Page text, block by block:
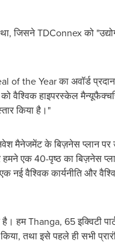
TDConnex को
the Year का अवॉर्ड प्रदान
हाइपरस्केल
किया है।"
मैनेजमेंट के बिज़नेस प्लान
एक 40-पृष्ठ का बिज़नेस
नई वैश्विक कार्यनीति और
हम Thanga, 65 इक्विटी
तथा इसे पहले ही सभी